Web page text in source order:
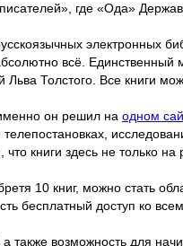
где «Ода»
электронных
всё. Единственный
Толстого. Все книги
он решил на одном
книги здесь не только на
10 книг, можно стать
бесплатный доступ ко
возможность для